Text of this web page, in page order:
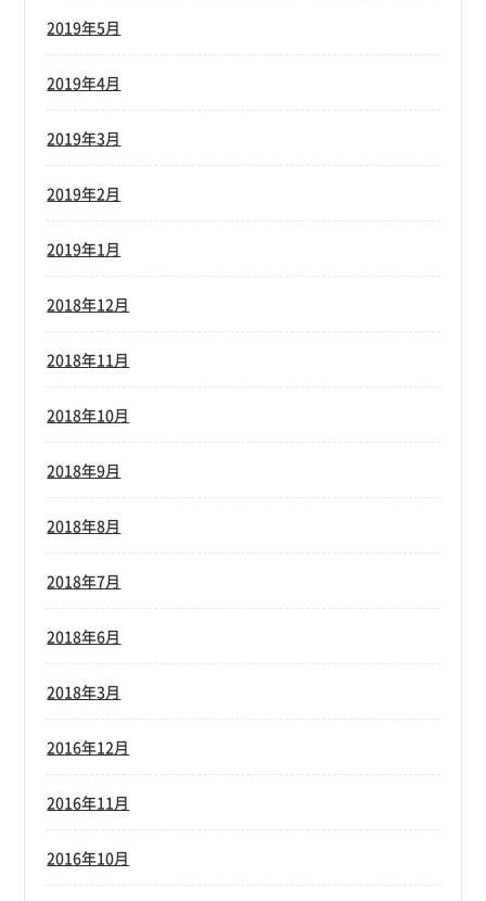
2019年5月
2019年4月
2019年3月
2019年2月
2019年1月
2018年12月
2018年11月
2018年10月
2018年9月
2018年8月
2018年7月
2018年6月
2018年3月
2016年12月
2016年11月
2016年10月